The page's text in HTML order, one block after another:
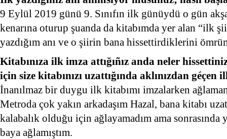
9 Eylül 2019 günü 9. Sınıfın ilk günüydü o gün
kenarına oturup şuanda da kitabımda yer alan “ilk
yazdığım anı ve o şiirin bana hissettirdiklerini
Kitabınıza ilk imza attığıñız anda neler
için size kitabınızı uzattığında aklınızdan
İnanılmaz bir duygu ilk kitabımı imzalarken
Metroda çok yakın arkadaşım Hazal, bana kitabı
kalabalık olduğu için ağlayamadım ama sonrasında
baya ağlamıştım.